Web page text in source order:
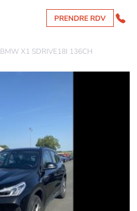
PRENDRE RDV
BMW X1 SDRIVE18I 136CH